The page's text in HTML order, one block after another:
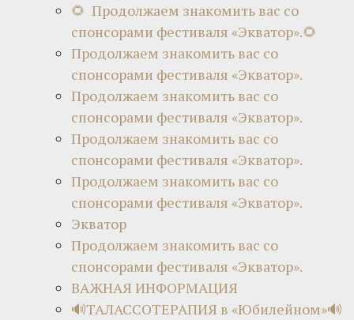
🌻 Продолжаем знакомить вас со
спонсорами фестиваля «Экватор».🌻
Продолжаем знакомить вас со
спонсорами фестиваля «Экватор».
Продолжаем знакомить вас со
спонсорами фестиваля «Экватор».
Продолжаем знакомить вас со
спонсорами фестиваля «Экватор».
Продолжаем знакомить вас со
спонсорами фестиваля «Экватор».
Экватор
Продолжаем знакомить вас со
спонсорами фестиваля «Экватор».
ВАЖНАЯ ИНФОРМАЦИЯ
🔊ТАЛАССОТЕРАПИЯ в «Юбилейном»🔊